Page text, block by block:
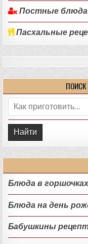
Постные блюда
Пасхальные
Поиск:
Блюда в горшочках
Блюда на день
Бабушкины